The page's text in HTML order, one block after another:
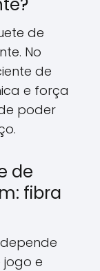
de
No
de
e força
poder
de
fibra
jogo e